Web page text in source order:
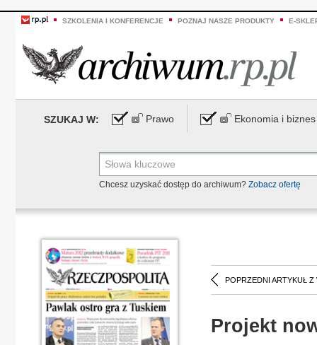
SZKOLENIA I KONFERENCJE POZNAJ NASZE PRODUKTY E-
SZUKAJ W: Prawo Ekonomia i biznes
Chcesz uzyskać dostęp do archiwum? Zobacz ofertę
POPRZEDNI ARTYKUŁ Z
Projekt